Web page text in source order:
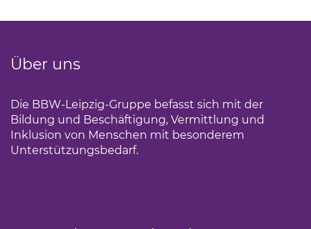
Über uns
Die BBW-Leipzig-Gruppe befasst sich mit der
Bildung und Beschäftigung, Vermittlung und
Inklusion von Menschen mit besonderem
Unterstützungsbedarf.